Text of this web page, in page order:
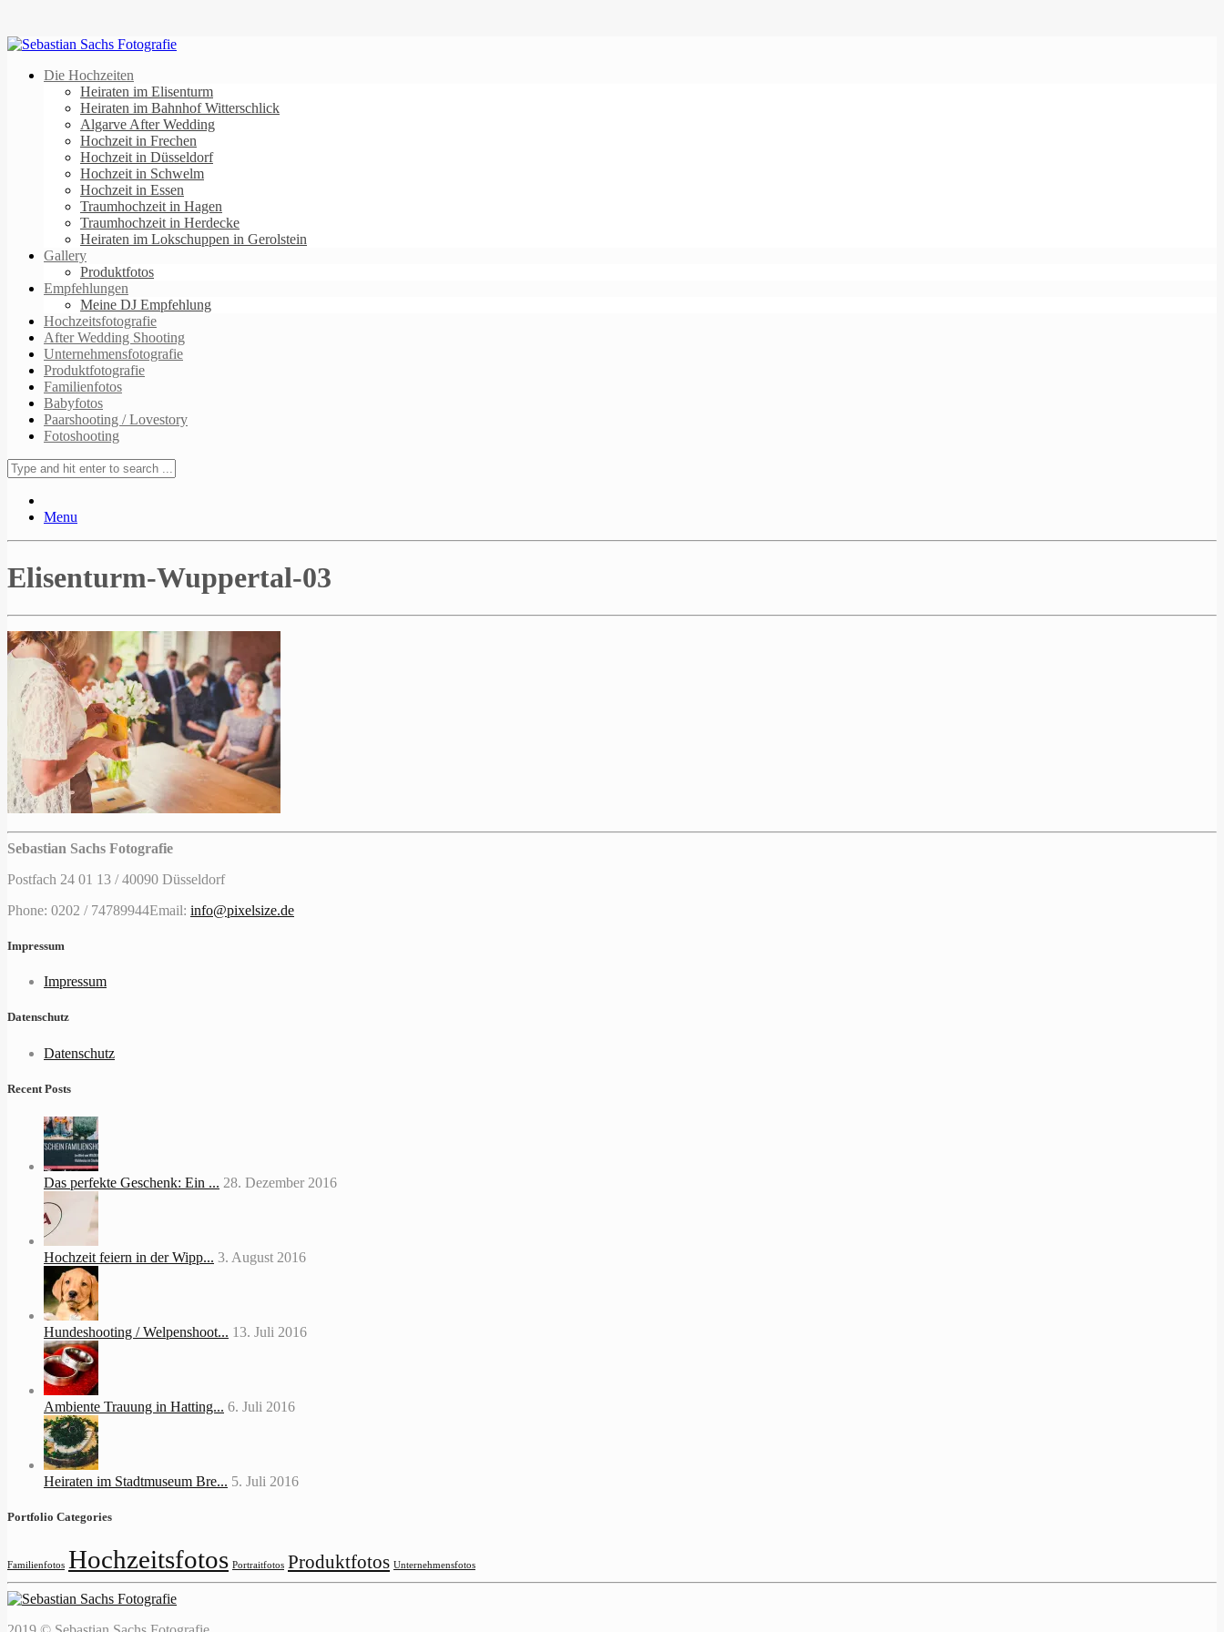
Die Hochzeiten
Heiraten im Elisenturm
Heiraten im Bahnhof Witterschlick
Algarve After Wedding
Hochzeit in Frechen
Hochzeit in Düsseldorf
Hochzeit in Schwelm
Hochzeit in Essen
Traumhochzeit in Hagen
Traumhochzeit in Herdecke
Heiraten im Lokschuppen in Gerolstein
Gallery
Produktfotos
Empfehlungen
Meine DJ Empfehlung
Hochzeitsfotografie
After Wedding Shooting
Unternehmensfotografie
Produktfotografie
Familienfotos
Babyfotos
Paarshooting / Lovestory
Fotoshooting
Menu
Elisenturm-Wuppertal-03
Sebastian Sachs Fotografie
Postfach 24 01 13 / 40090 Düsseldorf
Phone: 0202 / 74789944Email: info@pixelsize.de
Impressum
Impressum
Datenschutz
Datenschutz
Recent Posts
Das perfekte Geschenk: Ein ... 28. Dezember 2016
Hochzeit feiern in der Wipp... 3. August 2016
Hundeshooting / Welpenshoot... 13. Juli 2016
Ambiente Trauung in Hatting... 6. Juli 2016
Heiraten im Stadtmuseum Bre... 5. Juli 2016
Portfolio Categories
Familienfotos Hochzeitsfotos Portraitfotos Produktfotos Unternehmensfotos